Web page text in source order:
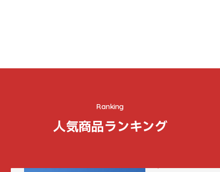
Ranking
人気商品ランキング